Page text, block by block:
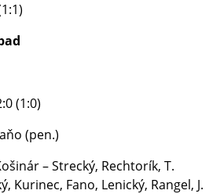
(1:0)
(pen.)
– Strecký, Rechtorík, T.
Kurinec, Fano, Lenický, Rangel, J.